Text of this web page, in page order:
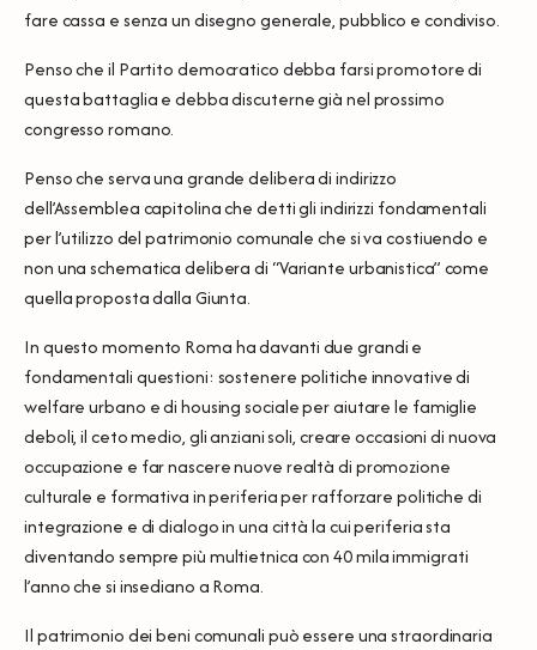
fare cassa e senza un disegno generale, pubblico e condiviso.
Penso che il Partito democratico debba farsi promotore di
questa battaglia e debba discuterne già nel prossimo
congresso romano.
Penso che serva una grande delibera di indirizzo
dell’Assemblea capitolina che detti gli indirizzi fondamentali
per l’utilizzo del patrimonio comunale che si va costiuendo e
non una schematica delibera di “Variante urbanistica” come
quella proposta dalla Giunta.
In questo momento Roma ha davanti due grandi e
fondamentali questioni: sostenere politiche innovative di
welfare urbano e di housing sociale per aiutare le famiglie
deboli, il ceto medio, gli anziani soli, creare occasioni di nuova
occupazione e far nascere nuove realtà di promozione
culturale e formativa in periferia per rafforzare politiche di
integrazione e di dialogo in una città la cui periferia sta
diventando sempre più multietnica con 40 mila immigrati
l’anno che si insediano a Roma.
Il patrimonio dei beni comunali può essere una straordinaria